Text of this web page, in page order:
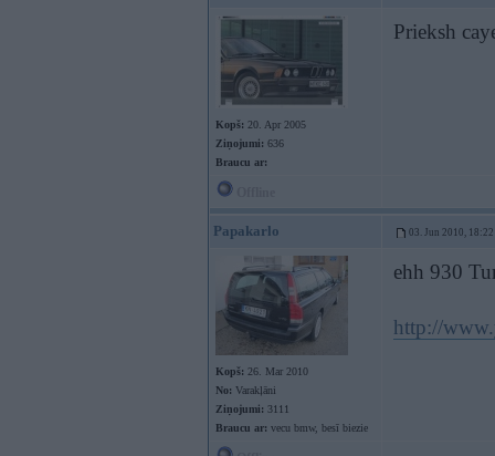
Kopš: 20. Apr 2005
Ziņojumi: 636
Braucu ar:
Prieksh
Papakarlo 03. Jun 2010, 18:22
Kopš: 26. Mar 2010
No: Varakļāni
Ziņojumi: 3111
Braucu ar: vecu bmw, besī biezie
ehh 930
http://